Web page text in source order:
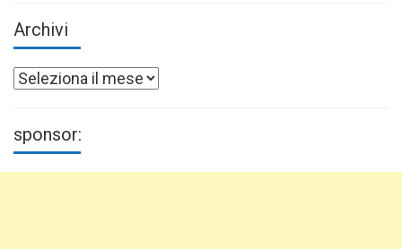
Archivi
Archivi
sponsor: